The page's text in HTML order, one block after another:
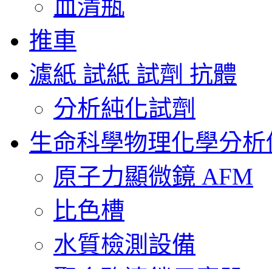
血清瓶
推車
濾紙 試紙 試劑 抗體
分析純化試劑
生命科學物理化學分析
原子力顯微鏡 AFM
比色槽
水質檢測設備